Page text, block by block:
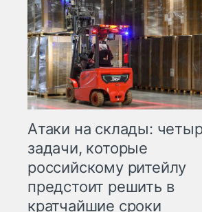
Атаки на склады:
задачи, которые
российскому ритейлу
предстоит решить в
кратчайшие сроки